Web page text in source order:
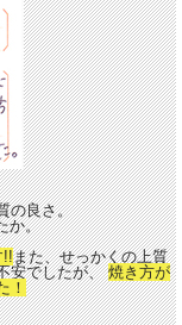
の良さ。
か。
!!また、せっかくの上質
安でしたが、焼き方が
！